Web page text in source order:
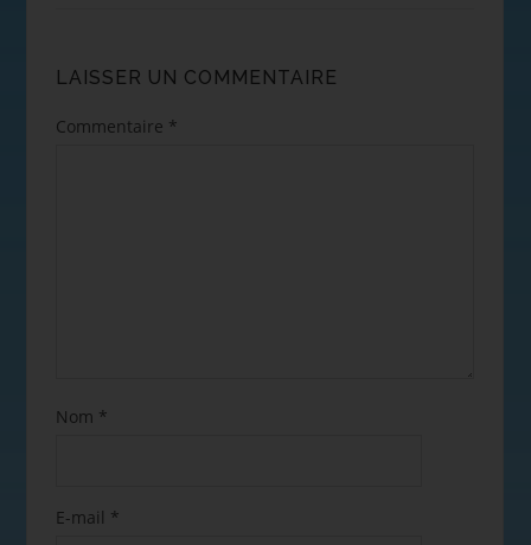
LAISSER UN COMMENTAIRE
Commentaire *
Nom *
E-mail *